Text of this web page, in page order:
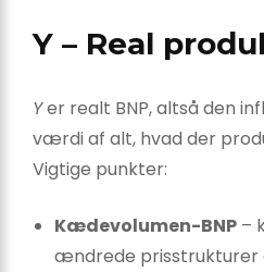
Y – Real
Yer realt BNP, altså den
værdi af alt, hvad der
Vigtige punkter:
Kædevolumen-BNP –
ændrede prisstrukturer